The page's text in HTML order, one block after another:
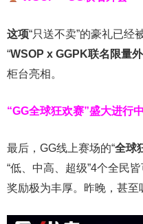
这项“只送不卖”的豪礼已经
“WSOP x GGPK联名限量
柜台亮相。
“GG全球狂欢赛”盛大进行中
最后，GG线上赛场的“全球
“低、中高、超级”4个全民
奖励极为丰厚。 昨晚，甚至